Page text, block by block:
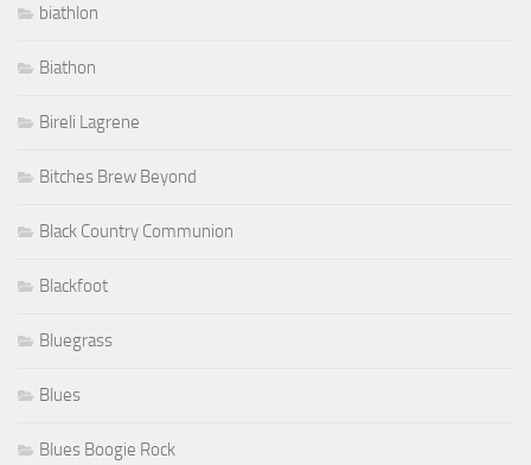
biathlon
Biathon
Bireli Lagrene
Bitches Brew Beyond
Black Country Communion
Blackfoot
Bluegrass
Blues
Blues Boogie Rock